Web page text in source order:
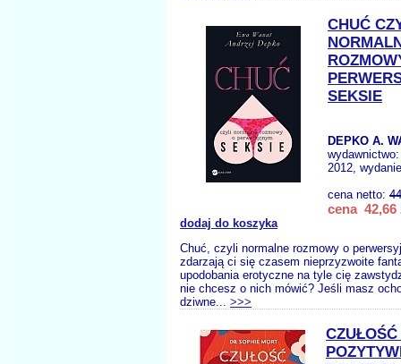
CHUĆ
SEKSIE
DEPKO A.
2012,
cena netto:
cena 42,66
dodaj do koszyka
Chuć, czyli normalne rozmowy o
zdarzają ci się czasem nieprzyzwoite
upodobania erotyczne na tyle cię
nie chcesz o nich mówić? Jeśli masz
dziwne... >>>